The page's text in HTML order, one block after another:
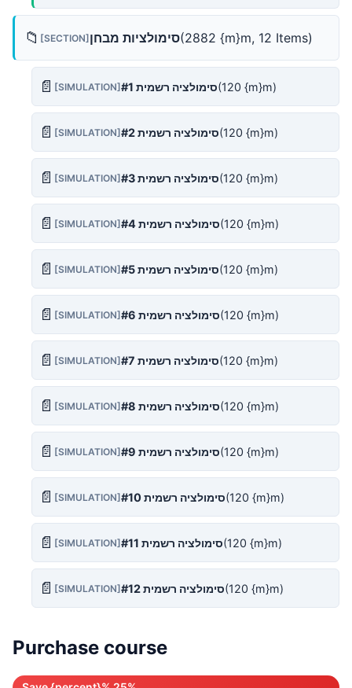
📁 [SECTION]סימולציות מבחן(2882 {m}m, 12 Items)
📄 [SIMULATION] סימולציה רשמית #1(120 {m}m)
📄 [SIMULATION] סימולציה רשמית #2(120 {m}m)
📄 [SIMULATION] סימולציה רשמית #3(120 {m}m)
📄 [SIMULATION] סימולציה רשמית #4(120 {m}m)
📄 [SIMULATION] סימולציה רשמית #5(120 {m}m)
📄 [SIMULATION] סימולציה רשמית #6(120 {m}m)
📄 [SIMULATION] סימולציה רשמית #7(120 {m}m)
📄 [SIMULATION] סימולציה רשמית #8(120 {m}m)
📄 [SIMULATION] סימולציה רשמית #9(120 {m}m)
📄 [SIMULATION] סימולציה רשמית #10(120 {m}m)
📄 [SIMULATION] סימולציה רשמית #11(120 {m}m)
📄 [SIMULATION] סימולציה רשמית #12(120 {m}m)
Purchase course